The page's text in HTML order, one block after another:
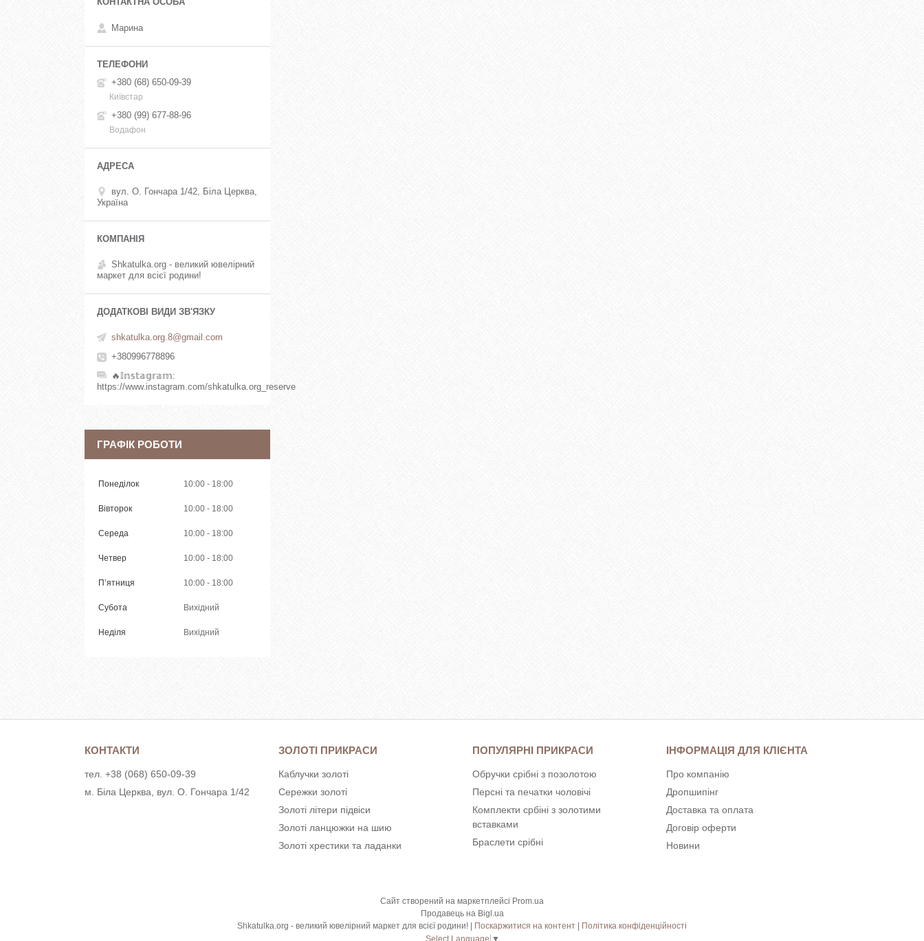
Марина
+380 (68) 650-09-39
Київстар
+380 (99) 677-88-96
Водафон
вул. О. Гончара 1/42, Біла Церква,
Україна
Shkatulka.org - великий ювелірний
маркет для всієї родини!
shkatulka.org.8@gmail.com
+380996778896
🔥𝕀𝕟𝕤𝕥𝕒𝕘𝕣𝕒𝕞
https://www.instagram.com/shkatulka.org_reserve
ГРАФІК РОБОТИ
Понеділок 10:00 18:00
Вівторок 10:00 18:00
Середа 10:00 18:00
Четвер 10:00 18:00
Пʼятниця 10:00 18:00
Субота Вихідний
Неділя Вихідний
КОНТАКТИ
тел. +38 (068) 650-09-39
м. Біла Церква, вул. О. Гончара 1/42
ЗОЛОТІ ПРИКРАСИ
Каблучки золоті
Сережки золоті
Золоті літери підвіси
Золоті ланцюжки на шию
Золоті хрестики та ладанки
ПОПУЛЯРНІ ПРИКРАСИ
Обручки срібні з позолотою
Персні та печатки чоловічі
Комплекти србіні з золотими
вставками
Браслети срібні
ІНФОРМАЦІЯ ДЛЯ КЛІЄНТА
Про компанію
Дропшипінг
Доставка та оплата
Договір оферти
Новини
Сайт створений на маркетплейсі Prom.ua
Продавець на Bigl.ua
Поскаржитися на контент
Політика конфіденційності
Select Language ▼